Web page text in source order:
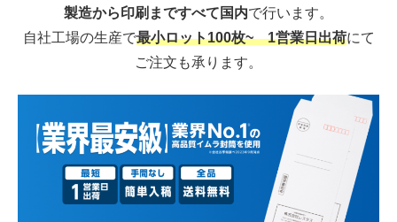
製造から印刷まですべて国内で行います。
自社工場の生産で最小ロット100枚~ 1営業日出荷にて
ご注文も承ります。